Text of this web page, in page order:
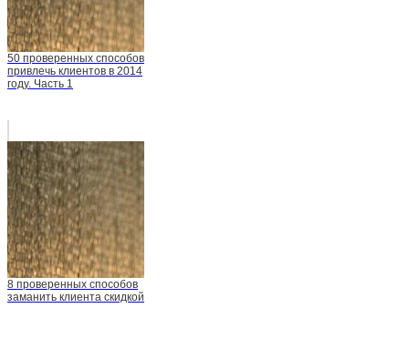
50 проверенных способов
привлечь клиентов в 2014
году. Часть 1
8 проверенных способов
заманить клиента скидкой